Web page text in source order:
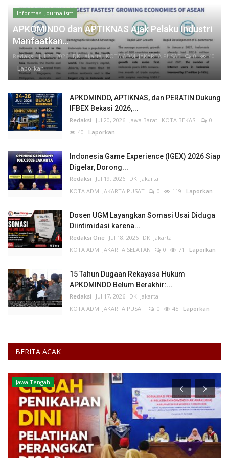
Informasi Journalism
APKOMINDO dan APTIKNAS Ajak Pelaku Industri
Manfaatkan...
Redaksi Jul 21, 2026 DKI Jakarta KOTA ADM. JAKARTA PUSAT 0
40
Laporkan
APKOMINDO, APTIKNAS, dan PERATIN Dukung
IFBEX Bekasi 2026,...
Redaksi Jul 20, 2026 Jawa Barat KOTA BEKASI
0
40 Laporkan
Indonesia Game Experience (IGEX) 2026 Siap
Digelar, Dorong...
Redaksi Jul 19, 2026 DKI Jakarta
KOTA ADM. JAKARTA PUSAT
0 119 Laporkan
Dosen UGM Layangkan Somasi Usai Diduga
Diintimidasi karena...
Redaksi One Jul 18, 2026 DKI Jakarta
KOTA ADM. JAKARTA SELATAN
0 71 Laporkan
15 Tahun Dugaan Rekayasa Hukum
APKOMINDO Belum Berakhir:...
Redaksi Jul 17, 2026 DKI Jakarta
KOTA ADM. JAKARTA PUSAT
0 45 Laporkan
BERITA ACAK
Jawa Tengah